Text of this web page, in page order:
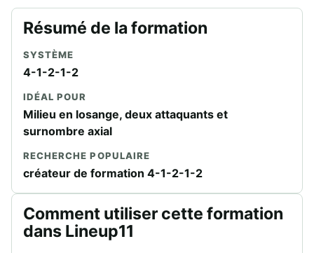
Résumé de la formation
SYSTÈME
4-1-2-1-2
IDÉAL POUR
Milieu en losange, deux attaquants et
surnombre axial
RECHERCHE POPULAIRE
créateur de formation 4-1-2-1-2
Comment utiliser cette formation
dans Lineup11